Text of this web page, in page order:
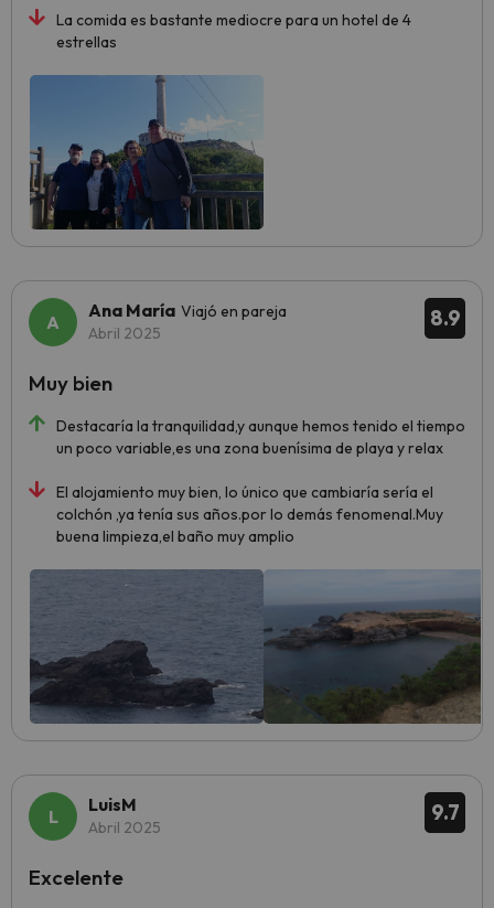
La comida es bastante mediocre para un hotel de 4
estrellas
8.9
Ana María Viajó en pareja
Abril 2025
Destacaría la tranquilidad,y aunque hemos tenido el tiempo
un poco variable,es una zona buenísima de playa y relax
El alojamiento muy bien, lo único que cambiaría sería el
colchón ,ya tenía sus años.por lo demás fenomenal.Muy
buena limpieza,el baño muy amplio
Muy bien
9.7
LuisM
Abril 2025
Excelente